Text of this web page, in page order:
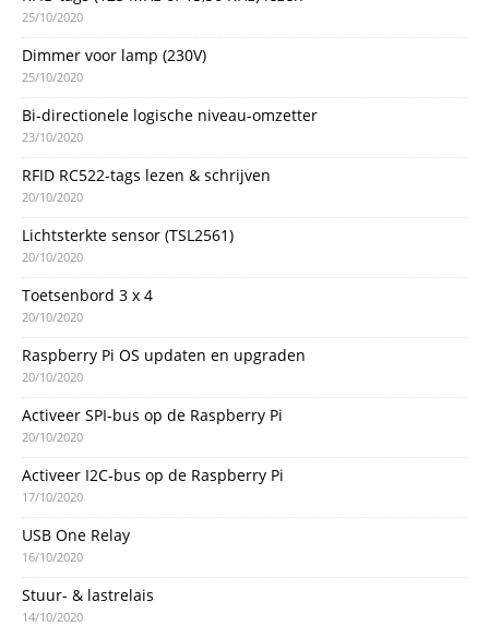
25/10/2020
Dimmer voor lamp (230V)
25/10/2020
Bi-directionele logische niveau-omzetter
23/10/2020
RFID RC522-tags lezen & schrijven
20/10/2020
Lichtsterkte sensor (TSL2561)
20/10/2020
Toetsenbord 3 x 4
20/10/2020
Raspberry Pi OS updaten en upgraden
20/10/2020
Activeer SPI-bus op de Raspberry Pi
20/10/2020
Activeer I2C-bus op de Raspberry Pi
17/10/2020
USB One Relay
16/10/2020
Stuur- & lastrelais
14/10/2020